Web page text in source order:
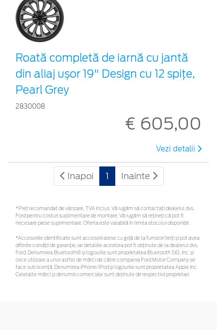
Roată completă de iarnă cu jantă
din aliaj ușor 19" Design cu 12 spițe,
Pearl Grey
2830008
€ 605,00
Vezi detalii
Inapoi 1 Inainte
*Preţ recomandat de vânzare, TVA inclus. Vă rugăm să contactaţi dealerul dvs.
Ford pentru costuri suplimentare de montare. Vă rugăm să rețineți că pot fi
necesare piese suplimentare. Oferta este valabilă în limita stocului disponibil.
*Accesoriile identificate sunt accesorii alese cu grijă de la furnizori terți și pot avea
diferite condiții de garanție, iar detaliile acestora pot fi obținute de la dealerul dvs.
Ford. Denumirea Bluetooth® și logourile sunt proprietatea Bluetooth SIG, Inc. și
orice utilizare a unor astfel de mărci de către compania Ford Motor Company se
face sub licență. Denumirea iPhone/iPod și logourile sunt proprietatea Apple Inc.
Celelalte mărci și denumiri comerciale sunt deținute de respectivii proprietari